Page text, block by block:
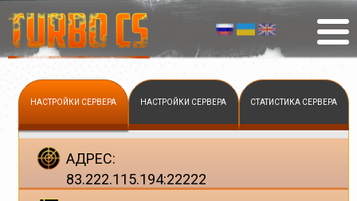
НАСТРОЙКИ СЕРВЕРА НАСТРОЙКИ СЕРВЕРА СТАТИСТИКА СЕРВЕРА
АДРЕС:
83.222.115.194:22222